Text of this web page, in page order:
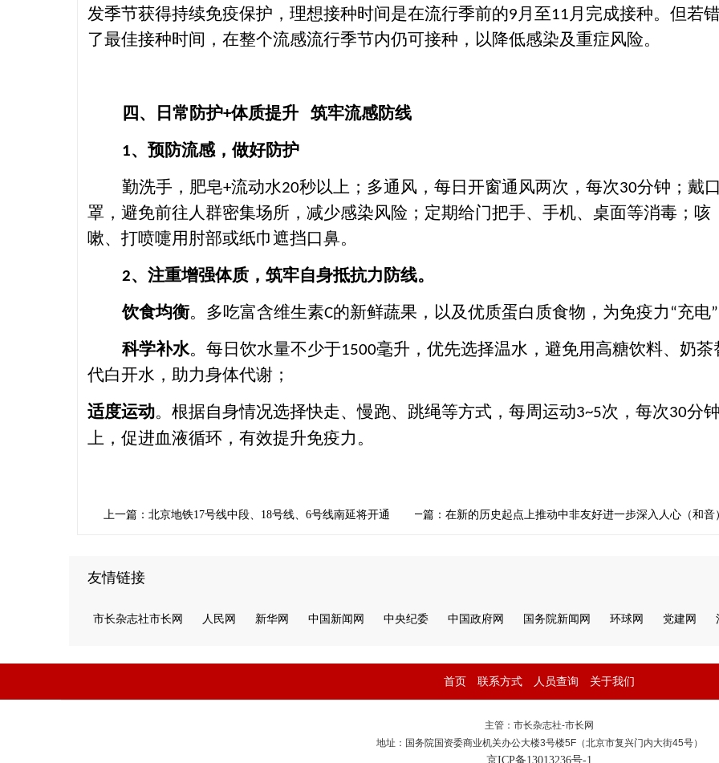
发季节获得持续免疫保护，理想接种时间是在流行季前的9 月至11 月完成接种。但若
了最佳接种时间，在整个流感流行季节内仍可接种，以降低感染及重症风险。
四 、 日常防护+体质提升 筑牢流感防线
1、预防流感 ， 做好防护
勤洗手，肥皂+流动水20秒以上；多通风，每日开窗通风两次，每次30分钟；戴口
罩，避免前往人群密集场所，减少感染风险；定期给门把手、手机、桌面等消毒；咳
嗽、打喷嚏用肘部或纸巾遮挡口鼻。
2、注重增强体质，筑牢自身抵抗力防线。
饮食均衡。多吃富含维生素C的新鲜蔬果，以及优质蛋白质食物，为免疫力 “充电”
科学补水。每日饮水量不少于1500毫升，优先选择温水，避免用高糖饮料、奶茶
代白开水，助力身体代谢；
适度运动。根据自身情况选择快走、慢跑、跳绳等方式，每周运动3~5次，每次30分
上，促进血液循环，有效提升免疫力。
上一篇：北京地铁17号线中段、18号线、6号线南延将开通 下一篇：在新的历史起点上推动中非友好进一步深入人心（和音
友情链接
市长杂志社市长网 人民网 新华网 中国新闻网 中央纪委 中国政府网 国务院新闻网 环球网 党建网
首页 联系方式 人员查询 关于我们
主管：市长杂志社-市长网
地址：国务院国资委商业机关办公大楼3号楼5F（北京市复兴门内大街45号）
京ICP备13013236号-1